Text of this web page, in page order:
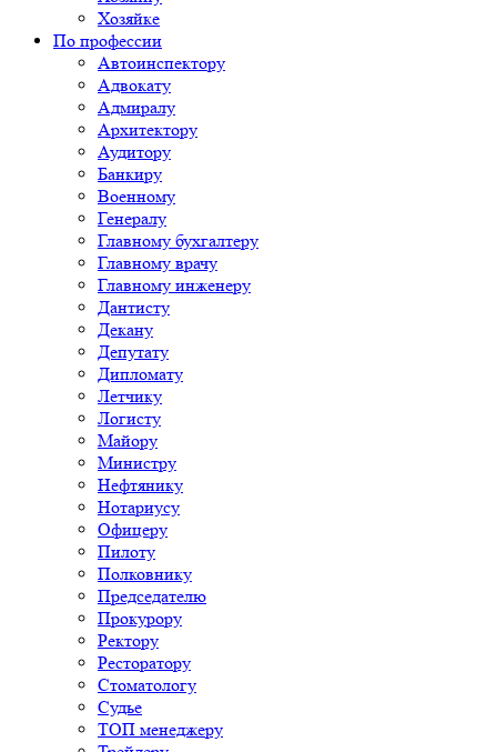
Хозяйке
По профессии
Автоинспектору
Адвокату
Адмиралу
Архитектору
Аудитору
Банкиру
Военному
Генералу
Главному бухгалтеру
Главному врачу
Главному инженеру
Дантисту
Декану
Депутату
Дипломату
Летчику
Логисту
Майору
Министру
Нефтянику
Нотариусу
Офицеру
Пилоту
Полковнику
Председателю
Прокурору
Ректору
Ресторатору
Стоматологу
Судье
ТОП менеджеру